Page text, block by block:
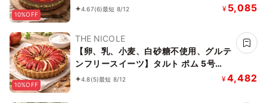
10%OFF
コラ 京豆腐仕込み】 5号 15cm ～京豆
《アレルギー配慮》
4.67(6)最短 8/12 ¥ 5,085
10%OFF
THE NICOLE
【卵、乳、小麦、白砂糖不使用、グルテ
ンフリースイーツ】タルト ポム 5号
15cm《ヴィーガンスイーツ》 《無添
4.8(5)最短 8/12 ¥4,482